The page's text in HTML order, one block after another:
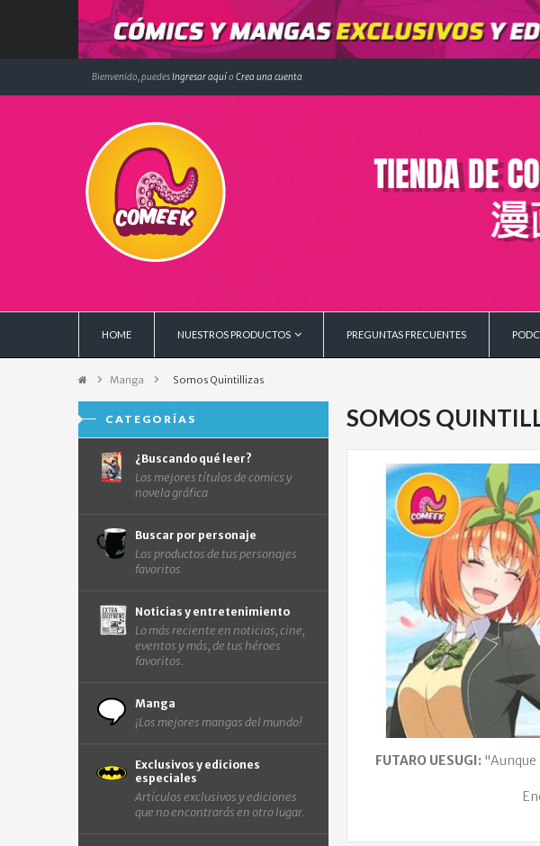
Bienvenido, puedesIngresar aquío Crea una cuenta
HOME NUESTROS PRODUCTOS PREGUNTAS FRECUENTES
Manga > Somos Quintillizas
CATEGORÍAS
¿Buscando qué leer?
Los mejores títulos de comics y
novela gráfica
Buscar por personaje
Los productos de tus personajes
favoritos
Noticias y entretenimiento
Lo más reciente en noticias, cine,
eventos y más, de tus héroes
favoritos.
Manga
¡Los mejores mangas del mundo!
Exclusivos y ediciones
especiales
Artículos exclusivos y ediciones
que no encontrarás en otro lugar.
SOMOS
FUTARO UESUGI: "Aunque